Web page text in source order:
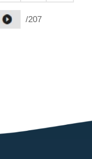
in Taiwan,
sciences. IMB,
fundamental
and
biology,
/207